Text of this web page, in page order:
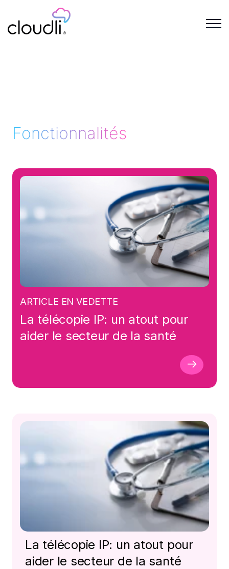
Fonctionnalités
ARTICLE EN VEDETTE
La télécopie IP: un atout pour
aider le secteur de la santé
La télécopie IP: un atout pour
aider le secteur de la santé